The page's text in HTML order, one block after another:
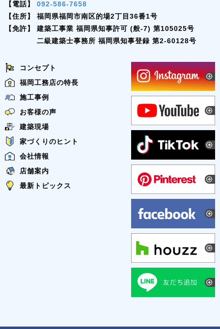
【電話】
092-586-7658
【住所】
福岡県福岡市南区的場2丁目36番1号
【免許】
建築工事業 福岡県知事許可 (般-7) 第105025号
二級建築士事務所 福岡県知事登録 第2-60128号
コンセプト
福岡工務店の特長
施工事例
お客様の声
建築現場
家づくりのヒント
会社情報
店舗案内
最新トピックス